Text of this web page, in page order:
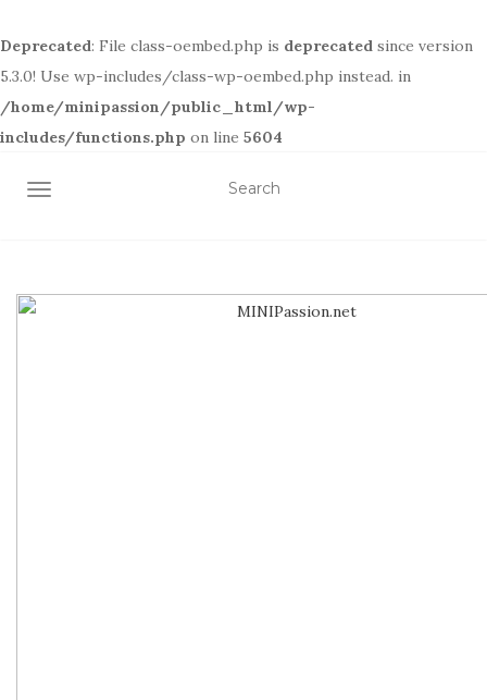
Deprecated: File class-oembed.php is deprecated since version
5.3.0! Use wp-includes/class-wp-oembed.php instead. in
/home/minipassion/public_html/wp-
includes/functions.php on line 5604
TOGGLE NAVIGATION